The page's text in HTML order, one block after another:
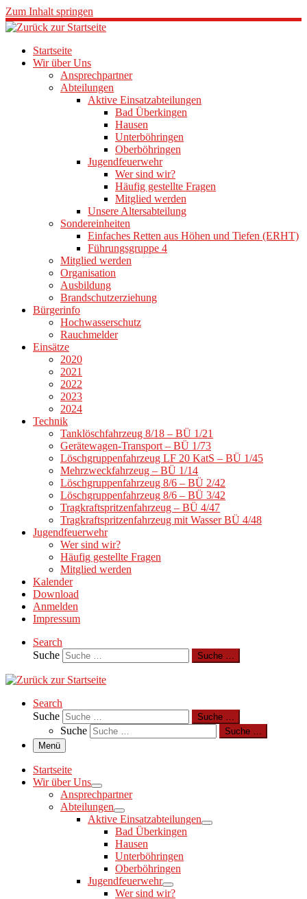
Zum Inhalt springen
Startseite
Wir über Uns
Ansprechpartner
Abteilungen
Aktive Einsatzabteilungen
Bad Überkingen
Hausen
Unterböhringen
Oberböhringen
Jugendfeuerwehr
Wer sind wir?
Häufig gestellte Fragen
Mitglied werden
Unsere Altersabteilung
Sondereinheiten
Einfaches Retten aus Höhen und Tiefen (ERHT)
Führungsgruppe 4
Mitglied werden
Organisation
Ausbildung
Brandschutzerziehung
Bürgerinfo
Hochwasserschutz
Rauchmelder
Einsätze
2020
2021
2022
2023
2024
Technik
Tanklöschfahrzeug 8/18 – BÜ 1/21
Gerätewagen-Transport – BÜ 1/73
Löschgruppenfahrzeug LF 20 KatS – BÜ 1/45
Mehrzweckfahrzeug – BÜ 1/14
Löschgruppenfahrzeug 8/6 – BÜ 2/42
Löschgruppenfahrzeug 8/6 – BÜ 3/42
Tragkraftspritzenfahrzeug – BÜ 4/47
Tragkraftspritzenfahrzeug mit Wasser BÜ 4/48
Jugendfeuerwehr
Wer sind wir?
Häufig gestellte Fragen
Mitglied werden
Kalender
Download
Anmelden
Impressum
Search
Suche
Suche …
Search
Suche
Suche …
Suche
Suche …
Menü
Startseite
Wir über Uns
Ansprechpartner
Abteilungen
Aktive Einsatzabteilungen
Bad Überkingen
Hausen
Unterböhringen
Oberböhringen
Jugendfeuerwehr
Wer sind wir?